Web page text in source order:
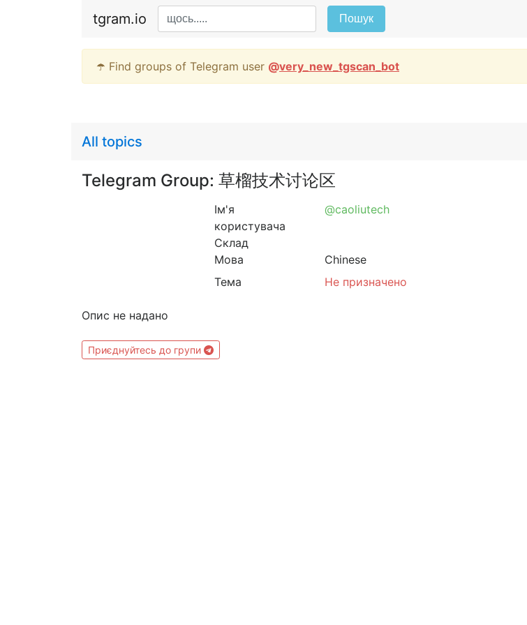
tgram.io Пошук
☂️ Find groups of Telegram user @very_new_tgscan_bot
All topics
Telegram Group: 草榴技术讨论区
Ім'я
користувача
@caoliutech
Склад
Мова
Chinese
Тема
Не призначено
Опис не надано
Приєднуйтесь до групи